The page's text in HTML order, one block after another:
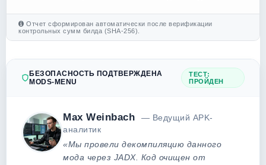
Отчет сформирован автоматически после верификации
контрольных сумм билда (SHA-256).
БЕЗОПАСНОСТЬ ПОДТВЕРЖДЕНА
MODS-MENU
ТЕСТ:
ПРОЙДЕН
Max Weinbach
— Ведущий APK-
аналитик
«Мы провели декомпиляцию данного
мода через JADX. Код очищен от